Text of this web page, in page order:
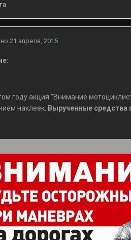
21 апреля, 2015
году акция "Внимание
наклеек. Вырученные средства